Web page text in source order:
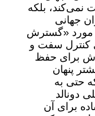
بلکه
جهانی
مورد «گسترش
کنترل سفت و
برای حفظ
پنهان
حتی به
دونالد
برای آن